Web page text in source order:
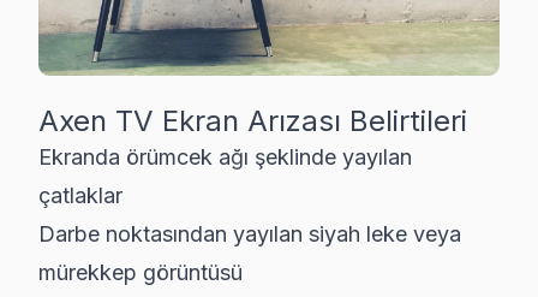
Axen TV Ekran Arızası Belirtileri
Ekranda örümcek ağı şeklinde yayılan
çatlaklar
Darbe noktasından yayılan siyah leke veya
mürekkep görüntüsü